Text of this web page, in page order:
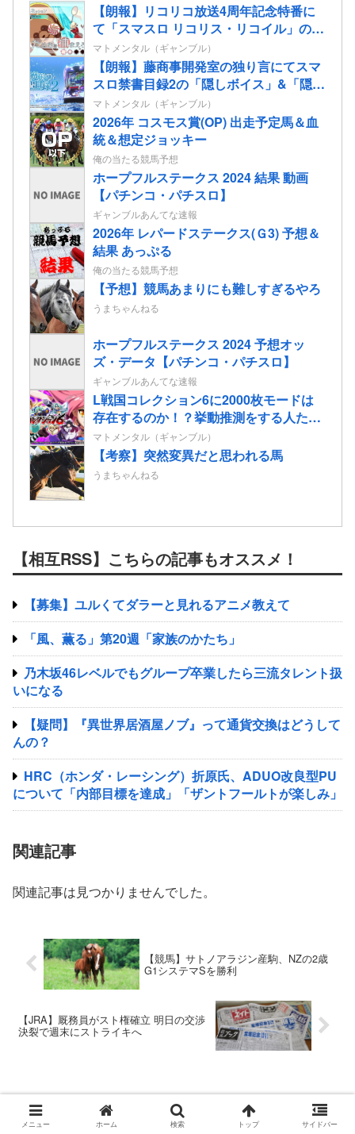
【朗報】リコリコ放送4周年記念特番に
て「スマスロ リコリス・リコイル」の演
出映像”たぬきを掴まえろ”&”姫蒲を倒
せ！”が公開される
マトメンタル（ギャンブル）
【朗報】藤商事開発室の独り言にてスマ
スロ禁書目録2の「隠しボイス」&「隠し
楽曲（telepath/Real）」解放コマンドが
公開される！
マトメンタル（ギャンブル）
2026年 コスモス賞(OP) 出走予定馬＆血
統＆想定ジョッキー
俺の当たる競馬予想
ホープフルステークス 2024 結果 動画
【パチンコ・パチスロ】
ギャンブルあんてな速報
2026年 レパードステークス(Ｇ3) 予想＆
結果 あっぷる
俺の当たる競馬予想
【予想】競馬あまりにも難しすぎるやろ
うまちゃんねる
ホープフルステークス 2024 予想オッ
ズ・データ【パチンコ・パチスロ】
ギャンブルあんてな速報
L戦国コレクション6に2000枚モードは
存在するのか！？挙動推測をする人たち
も…
マトメンタル（ギャンブル）
【考察】突然変異だと思われる馬
うまちゃんねる
【相互RSS】こちらの記事もオススメ！
【募集】ユルくてダラーと見れるアニメ教えて
「風、薫る」第20週「家族のかたち」
乃木坂46レベルでもグループ卒業したら三流タレント扱
いになる
【疑問】『異世界居酒屋ノブ』って通貨交換はどうして
んの？
HRC（ホンダ・レーシング）折原氏、ADUO改良型PU
について「内部目標を達成」「ザントフールトが楽しみ」
関連記事
関連記事は見つかりませんでした。
【競馬】サトノアラジン産駒、NZの2歳
G1システマSを勝利
【JRA】厩務員がスト権確立 明日の交渉
決裂で週末にストライキへ
メニュー ホーム 検索 トップ サイドバー